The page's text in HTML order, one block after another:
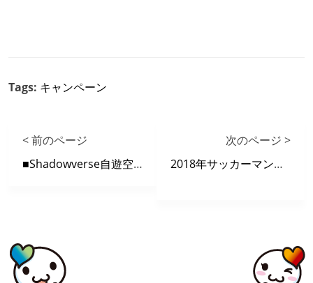
Tags: キャンペーン
< 前のページ
■Shadowverse自遊空間最強タッグ決定戦！vol.２ チャンピオン大会結果発表！
次のページ >
2018年サッカーマンガ特集